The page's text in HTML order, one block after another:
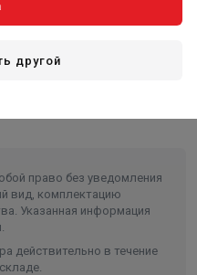
головкой из
в корпус, а
проходит фильтр грубой
— 1 шт;
право без уведомления
вид, комплектацию
Указанная информация
действительно в течение
другой